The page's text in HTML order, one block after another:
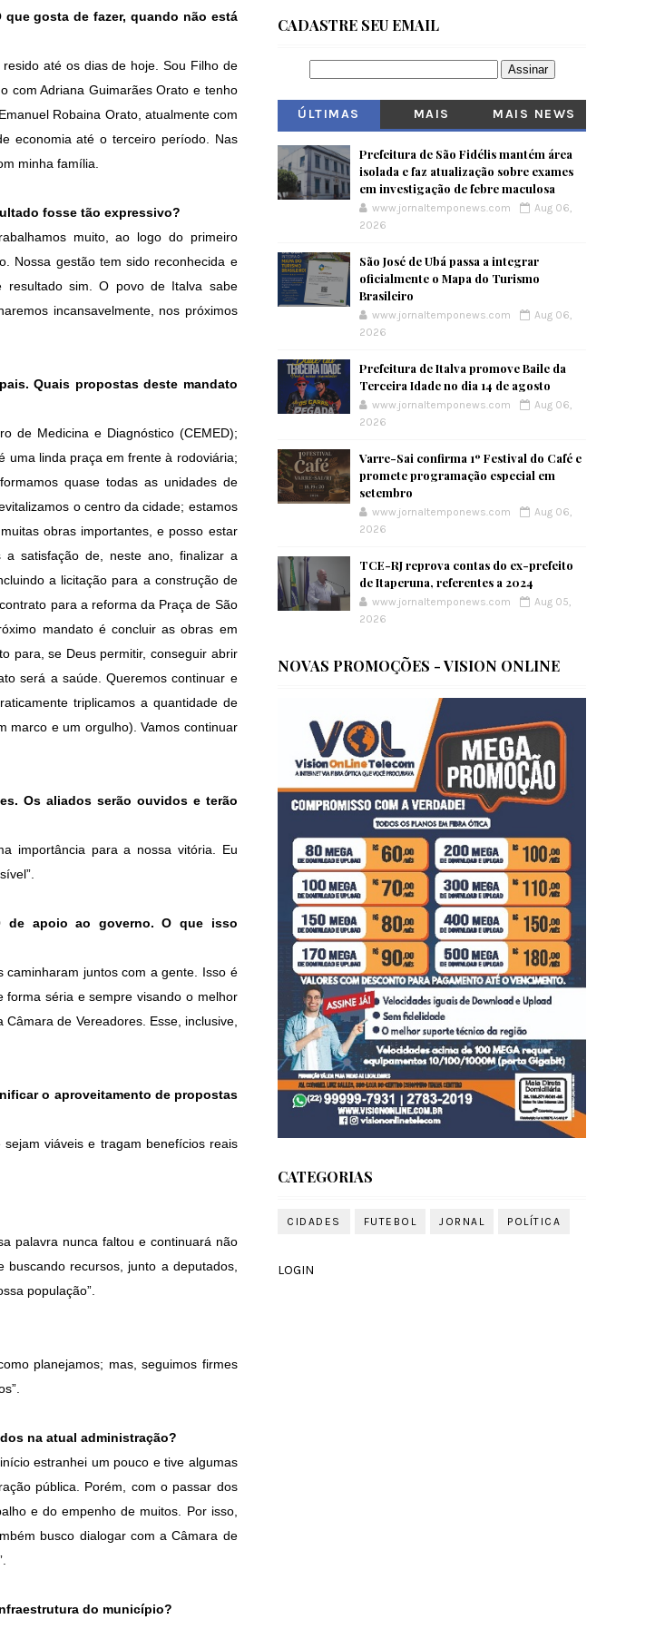
que gosta de fazer, quando não está
até os dias de hoje. Sou Filho de
com Adriana Guimarães Orato e tenho
Robaina Orato, atualmente com
economia até o terceiro período. Nas
minha família.
fosse tão expressivo?
muito, ao logo do primeiro
Nossa gestão tem sido reconhecida e
resultado sim. O povo de Italva sabe
incansavelmente, nos próximos
Quais propostas deste mandato
de Medicina e Diagnóstico (CEMED);
uma linda praça em frente à rodoviária;
quase todas as unidades de
o centro da cidade; estamos
obras importantes, e posso estar
a satisfação de, neste ano, finalizar a
a licitação para a construção de
para a reforma da Praça de São
mandato é concluir as obras em
para, se Deus permitir, conseguir abrir
será a saúde. Queremos continuar e
triplicamos a quantidade de
marco e um orgulho). Vamos continuar
Os aliados serão ouvidos e terão
importância para a nossa vitória. Eu
de apoio ao governo. O que isso
caminharam juntos com a gente. Isso é
séria e sempre visando o melhor
de Vereadores. Esse, inclusive,
o aproveitamento de propostas
viáveis e tragam benefícios reais
palavra nunca faltou e continuará não
recursos, junto a deputados,
população”.
planejamos; mas, seguimos firmes
na atual administração?
estranhei um pouco e tive algumas
pública. Porém, com o passar dos
e do empenho de muitos. Por isso,
busco dialogar com a Câmara de
do município?
CADASTRE SEU EMAIL
ÚLTIMAS
MAIS
MAIS NEWS
Prefeitura de São Fidélis mantém área
isolada e faz atualização sobre exames
em investigação de febre maculosa
www.jornaltemponews.com
Aug 06,
2026
São José de Ubá passa a integrar
oficialmente o Mapa do Turismo
Brasileiro
www.jornaltemponews.com
Aug 06,
2026
Prefeitura de Italva promove Baile da
Terceira Idade no dia 14 de agosto
www.jornaltemponews.com
Aug 06,
2026
Varre-Sai confirma 1º Festival do Café e
promete programação especial em
setembro
www.jornaltemponews.com
Aug 06,
2026
TCE-RJ reprova contas do ex-prefeito
de Itaperuna, referentes a 2024
www.jornaltemponews.com
Aug 05,
2026
NOVAS PROMOÇÕES - VISION ONLINE
CATEGORIAS
CIDADES FUTEBOL JORNAL POLÍTICA
LOGIN